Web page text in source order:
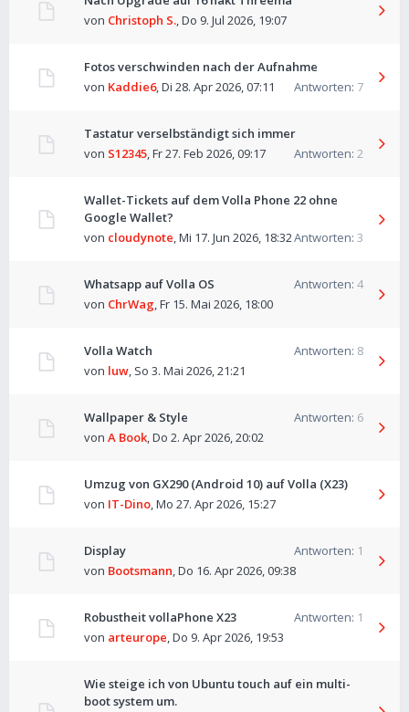
von Christoph S.,Do 9. Jul 2026, 19:07
Fotos verschwinden nach der Aufnahme
Antworten: 7
von Kaddie6,Di 28. Apr 2026, 07:11
Tastatur verselbständigt sich immer
Antworten: 2
von S12345,Fr 27. Feb 2026, 09:17
Wallet-Tickets auf dem Volla Phone 22 ohne
Google Wallet?
Antworten: 3
von cloudynote,Mi 17. Jun 2026, 18:32
Whatsapp auf Volla OS Antworten: 4
von ChrWag,Fr 15. Mai 2026, 18:00
Volla Watch Antworten: 8
von luw, So 3. Mai 2026, 21:21
Wallpaper & Style Antworten: 6
von A Book,Do 2. Apr 2026, 20:02
Umzug von GX290 (Android 10) auf Volla (X23)
von IT-Dino,Mo 27. Apr 2026, 15:27
Display Antworten: 1
von Bootsmann,Do 16. Apr 2026, 09:38
Robustheit vollaPhone X23 Antworten: 1
von arteurope,Do 9. Apr 2026, 19:53
Wie steige ich von Ubuntu touch auf ein multi-
boot system um.